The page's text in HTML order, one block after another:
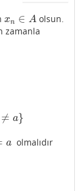
xn ∈ A
xn∈A olsun.
zamanla
≠ a}
a olmalıdır